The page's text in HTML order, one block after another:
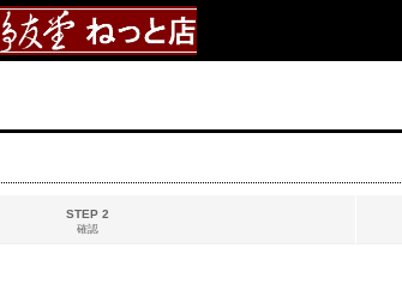
STEP 2
確認